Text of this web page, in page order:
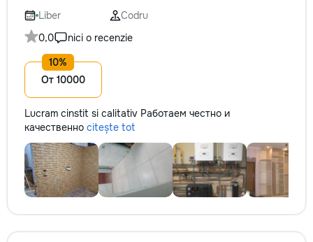
Liber
Codru
0,0
nici o recenzie
От 10000
Lucram cinstit si calitativ Работаем честно и
качественно citește tot